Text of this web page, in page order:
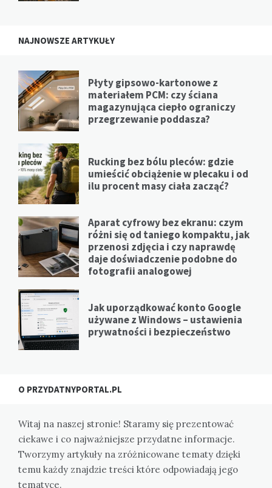
NAJNOWSZE ARTYKUŁY
Płyty gipsowo-kartonowe z
materiałem PCM: czy ściana
magazynująca ciepło ograniczy
przegrzewanie poddasza?
Rucking bez bólu pleców: gdzie
umieścić obciążenie w plecaku i od
ilu procent masy ciała zacząć?
Aparat cyfrowy bez ekranu: czym
różni się od taniego kompaktu, jak
przenosi zdjęcia i czy naprawdę
daje doświadczenie podobne do
fotografii analogowej
Jak uporządkować konto Google
używane z Windows – ustawienia
prywatności i bezpieczeństwo
O PRZYDATNYPORTAL.PL
Witaj na naszej stronie! Staramy się prezentować
ciekawe i co najważniejsze przydatne informacje.
Tworzymy artykuły na zróżnicowane tematy dzięki
temu każdy znajdzie treści które odpowiadają jego
tematyce.